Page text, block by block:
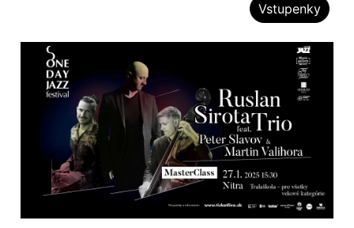
Vstupenky